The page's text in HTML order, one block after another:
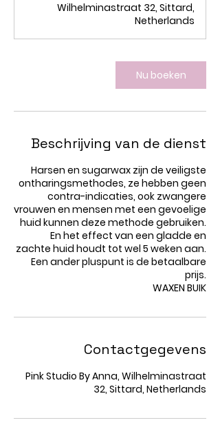
i
.
Wilhelminastraat 32, Sittard,
Netherlands
Nu boeken
Beschrijving van de dienst
Harsen en sugarwax zijn de veiligste
ontharingsmethodes, ze hebben geen
contra-indicaties, ook zwangere
vrouwen en mensen met een gevoelige
huid kunnen deze methode gebruiken.
En het effect van een gladde en
zachte huid houdt tot wel 5 weken aan.
Een ander pluspunt is de betaalbare
prijs.
WAXEN BUIK
Contactgegevens
Pink Studio By Anna, Wilhelminastraat
32, Sittard, Netherlands